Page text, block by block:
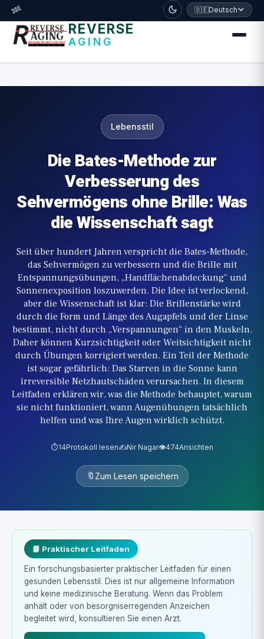
דלג לתוכן הראשי
🧬 🇩🇪Deutsch
REVERSE
AGING
Lebensstil
Die Bates-Methode zur
Verbesserung des
Sehvermögens ohne Brille: Was
die Wissenschaft sagt
Seit über hundert Jahren verspricht die Bates-Methode,
das Sehvermögen zu verbessern und die Brille mit
Entspannungsübungen, „Handflächenabdeckung“ und
Sonnenexposition loszuwerden. Die Idee ist verlockend,
aber die Wissenschaft ist klar: Die Brillenstärke wird
durch die Form und Länge des Augapfels und der Linse
bestimmt, nicht durch „Verspannungen“ in den Muskeln.
Daher können Kurzsichtigkeit oder Weitsichtigkeit nicht
durch Übungen korrigiert werden. Ein Teil der Methode
ist sogar gefährlich: Das Starren in die Sonne kann
irreversible Netzhautschäden verursachen. In diesem
Leitfaden erklären wir, was die Methode behauptet, warum
sie nicht funktioniert, wann Augenübungen tatsächlich
helfen und was Ihre Augen wirklich schützt.
⏱️14Protokoll lesen✍️Nir Nagar👁️474Ansichten
🔖 Zum Lesen speichern
📘 Praktischer Leitfaden
Ein forschungsbasierter praktischer Leitfaden für einen
gesunden Lebensstil. Dies ist nur allgemeine Information
und keine medizinische Beratung. Wenn das Problem
anhält oder von besorgniserregenden Anzeichen
begleitet wird, konsultieren Sie einen Arzt.